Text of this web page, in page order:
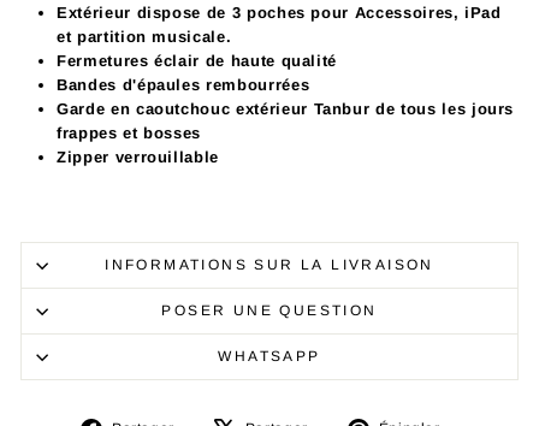
Extérieur dispose de 3 poches pour Accessoires, iPad
et partition musicale.
Fermetures éclair de haute qualité
Bandes d'épaules rembourrées
Garde en caoutchouc extérieur Tanbur de tous les jours
frappes et bosses
Zipper verrouillable
INFORMATIONS SUR LA LIVRAISON
POSER UNE QUESTION
WHATSAPP